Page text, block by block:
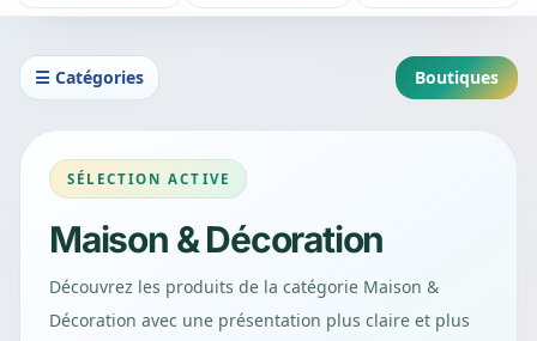
☰ Catégories Boutiques
SÉLECTION ACTIVE
Maison & Décoration
Découvrez les produits de la catégorie Maison &
Décoration avec une présentation plus claire et plus